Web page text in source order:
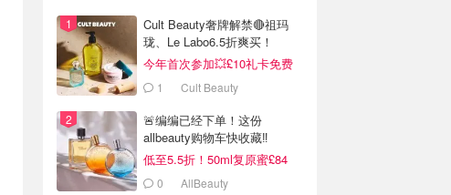
Cult Beauty奢牌解禁🔴祖玛
珑、Le Labo6.5折爽买！
今年首次参加💥£10礼卡免费
拿 1 Cult Beauty
🚨编编已经下单！这份
allbeauty购物车快收藏‼️
低至5.5折！50ml复原蜜£84
0 AllBeauty